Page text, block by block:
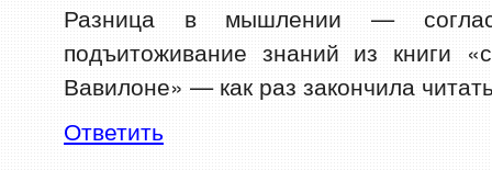
Разница в мышлении —
подъитоживание знаний из книги
Вавилоне» — как раз закончила
Ответить